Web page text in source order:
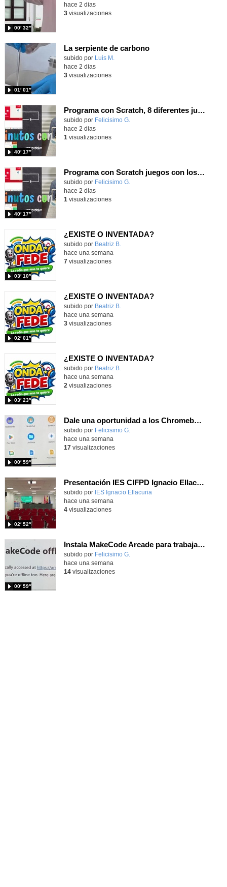
00′ 32″
hace 2 dias
3visualizaciones
La serpiente de carbono
Contenido educativo.
subido por Luis M.
01′ 01″
hace 2 dias
3visualizaciones
Programa con Scratch, 8 diferentes juegos para vivir la emoción de los partidos de España en el mundial 2026
Contenido educativo.
subido por Felicisimo G.
40′ 17″
hace 2 dias
1 visualizaciones
Programa con Scratch juegos con los partidos del mundial 2026 ganados por España
Contenido educativo.
subido por Felicisimo G.
40′ 17″
hace 2 dias
1 visualizaciones
¿EXISTE O INVENTADA?
Contenido educativo.
subido por Beatriz B.
03′ 10″
hace una semana
7 visualizaciones
¿EXISTE O INVENTADA?
Contenido educativo.
subido por Beatriz B.
02′ 01″
hace una semana
3visualizaciones
¿EXISTE O INVENTADA?
Contenido educativo.
subido por Beatriz B.
03′ 23″
hace una semana
2 visualizaciones
Dale una oportunidad a los Chromebooks y utiliza un proyector para realizar talleres si no tienes pantallas táctiles
Contenido educativo.
subido por Felicisimo G.
00′ 59″
hace una semana
17 visualizaciones
Presentación IES CIFPD Ignacio Ellacuría
Contenido educativo.
subido por IES Ignacio Ellacuria
02′ 52″
hace una semana
4visualizaciones
Instala MakeCode Arcade para trabajar offline en tu tablet, ordenador, Chromebook
Contenido educativo.
subido por Felicisimo G.
00′ 59″
hace una semana
14visualizaciones